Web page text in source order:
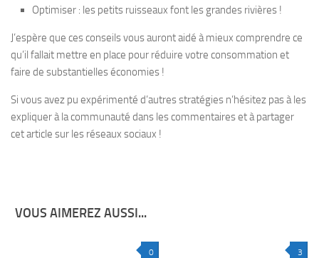
Optimiser : les petits ruisseaux font les grandes rivières !
J’espère que ces conseils vous auront aidé à mieux comprendre ce
qu’il fallait mettre en place pour réduire votre consommation et
faire de substantielles économies !
Si vous avez pu expérimenté d’autres stratégies n’hésitez pas à les
expliquer à la communauté dans les commentaires et à partager
cet article sur les réseaux sociaux !
VOUS AIMEREZ AUSSI...
0 3